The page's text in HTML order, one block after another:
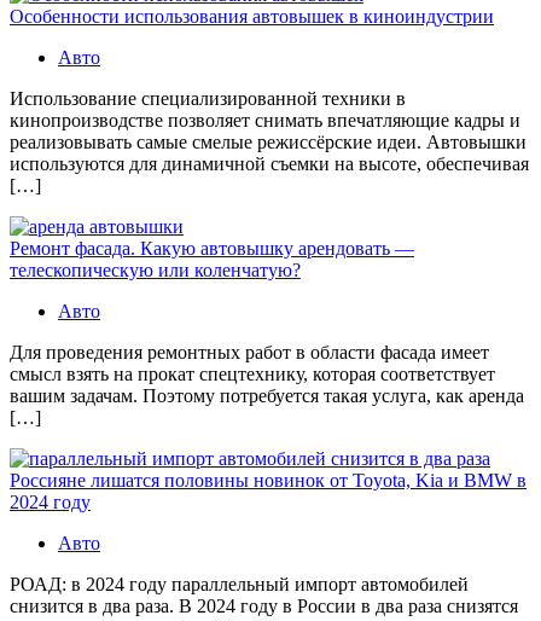
Особенности использования автовышек в киноиндустрии
Авто
Использование специализированной техники в
кинопроизводстве позволяет снимать впечатляющие кадры и
реализовывать самые смелые режиссёрские идеи. Автовышки
используются для динамичной съемки на высоте, обеспечивая
[…]
Ремонт фасада. Какую автовышку арендовать —
телескопическую или коленчатую?
Авто
Для проведения ремонтных работ в области фасада имеет
смысл взять на прокат спецтехнику, которая соответствует
вашим задачам. Поэтому потребуется такая услуга, как аренда
[…]
Россияне лишатся половины новинок от Toyota, Kia и BMW в
2024 году
Авто
РОАД: в 2024 году параллельный импорт автомобилей
снизится в два раза. В 2024 году в России в два раза снизятся